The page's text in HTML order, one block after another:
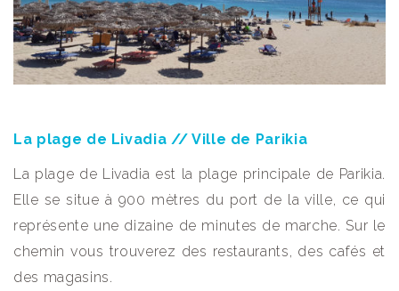
La plage de Livadia // Ville de Parikia
La plage de Livadia est la plage principale de Parikia.
Elle se situe à 900 mètres du port de la ville, ce qui
représente une dizaine de minutes de marche. Sur le
chemin vous trouverez des restaurants, des cafés et
des magasins.